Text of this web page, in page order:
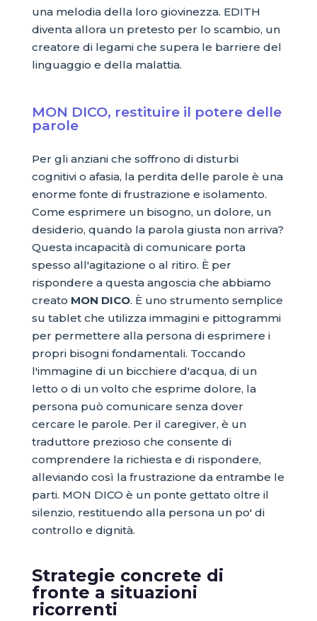
una melodia della loro giovinezza. EDITH
diventa allora un pretesto per lo scambio, un
creatore di legami che supera le barriere del
linguaggio e della malattia.
MON DICO, restituire il potere delle
parole
Per gli anziani che soffrono di disturbi
cognitivi o afasia, la perdita delle parole è una
enorme fonte di frustrazione e isolamento.
Come esprimere un bisogno, un dolore, un
desiderio, quando la parola giusta non arriva?
Questa incapacità di comunicare porta
spesso all'agitazione o al ritiro. È per
rispondere a questa angoscia che abbiamo
creato MON DICO. È uno strumento semplice
su tablet che utilizza immagini e pittogrammi
per permettere alla persona di esprimere i
propri bisogni fondamentali. Toccando
l'immagine di un bicchiere d'acqua, di un
letto o di un volto che esprime dolore, la
persona può comunicare senza dover
cercare le parole. Per il caregiver, è un
traduttore prezioso che consente di
comprendere la richiesta e di rispondere,
alleviando così la frustrazione da entrambe le
parti. MON DICO è un ponte gettato oltre il
silenzio, restituendo alla persona un po' di
controllo e dignità.
Strategie concrete di
fronte a situazioni
ricorrenti